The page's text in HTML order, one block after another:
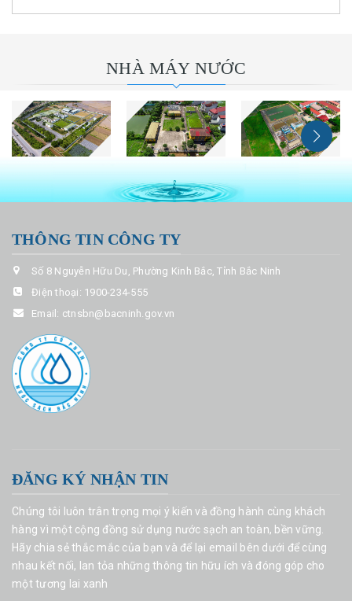
NHÀ MÁY NƯỚC
THÔNG TIN CÔNG TY
Số 8 Nguyễn Hữu Du, Phường Kinh Bắc, Tỉnh Bắc Ninh
Điện thoại: 1900-234-555
Email: ctnsbn@bacninh.gov.vn
ĐĂNG KÝ NHẬN TIN
Chúng tôi luôn trân trọng mọi ý kiến và đồng hành cùng khách
hàng vì một cộng đồng sử dụng nước sạch an toàn, bền vững.
Hãy chia sẻ thắc mắc của bạn và để lại email bên dưới để cùng
nhau kết nối, lan tỏa những thông tin hữu ích và đóng góp cho
một tương lai xanh